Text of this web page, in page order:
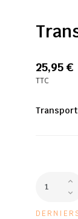
25,95 €
TTC
Transport